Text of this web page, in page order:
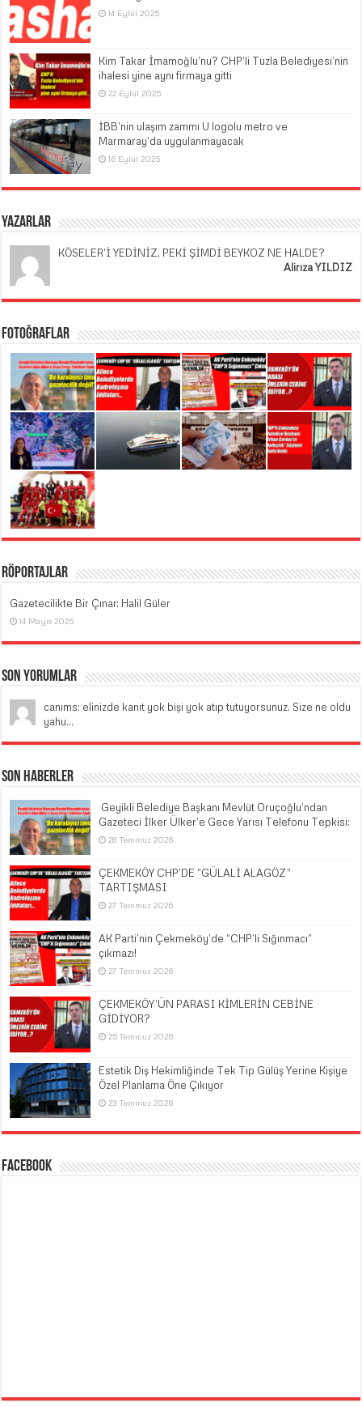
14 Eylül 2025
Kim Takar İmamoğlu’nu? CHP’li Tuzla Belediyesi’nin
ihalesi yine aynı firmaya gitti
22 Eylül 2025
İBB’nin ulaşım zammı U logolu metro ve
Marmaray’da uygulanmayacak
16 Eylül 2025
Yazarlar
KÖSELER’İ YEDİNİZ, PEKİ ŞİMDİ BEYKOZ NE HALDE?
Alirıza YILDIZ
Fotoğraflar
Röportajlar
Gazetecilikte Bir Çınar: Halil Güler
14 Mayıs 2025
Son Yorumlar
canıms: elinizde kanıt yok bişi yok atıp tutuyorsunuz. Size ne oldu
yahu...
Son Haberler
​ Geyikli Belediye Başkanı Mevlüt Oruçoğlu’ndan
Gazeteci İlker Ülker’e Gece Yarısı Telefonu Tepkisi:
28 Temmuz 2026
ÇEKMEKÖY CHP’DE “GÜLALİ ALAGÖZ”
TARTIŞMASI
27 Temmuz 2026
AK Parti’nin Çekmeköy’de “CHP’li Sığınmacı”
çıkmazı!
27 Temmuz 2026
ÇEKMEKÖY’ÜN PARASI KİMLERİN CEBİNE
GİDİYOR?
25 Temmuz 2026
Estetik Diş Hekimliğinde Tek Tip Gülüş Yerine Kişiye
Özel Planlama Öne Çıkıyor
23 Temmuz 2026
Facebook